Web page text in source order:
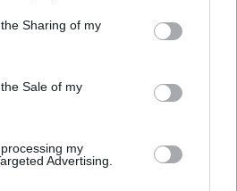
Sharing of my
Sale of my
my
Advertising.
della parte
della norma riguarda il
del reato. È il giudice a
risarcimento, non